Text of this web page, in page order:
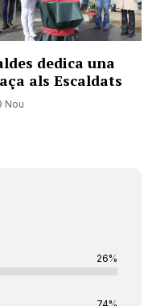
dedica una
als Escaldats
Nou
26%